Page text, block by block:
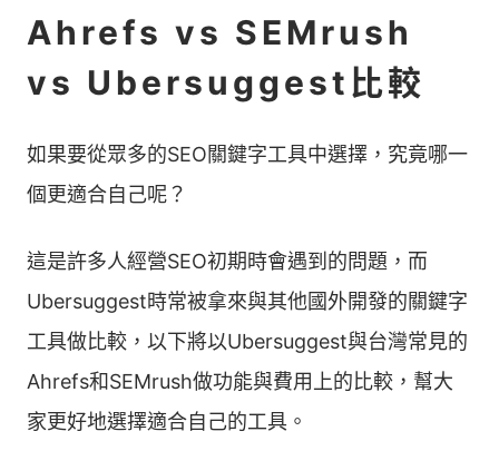
Ahrefs vs SEMrush
vs Ubersuggest比較
如果要從眾多的SEO關鍵字工具中選擇，究竟哪一
個更適合自己呢？
這是許多人經營SEO初期時會遇到的問題，而
Ubersuggest時常被拿來與其他國外開發的關鍵字
工具做比較，以下將以Ubersuggest與台灣常見的
Ahrefs和SEMrush做功能與費用上的比較，幫大
家更好地選擇適合自己的工具。